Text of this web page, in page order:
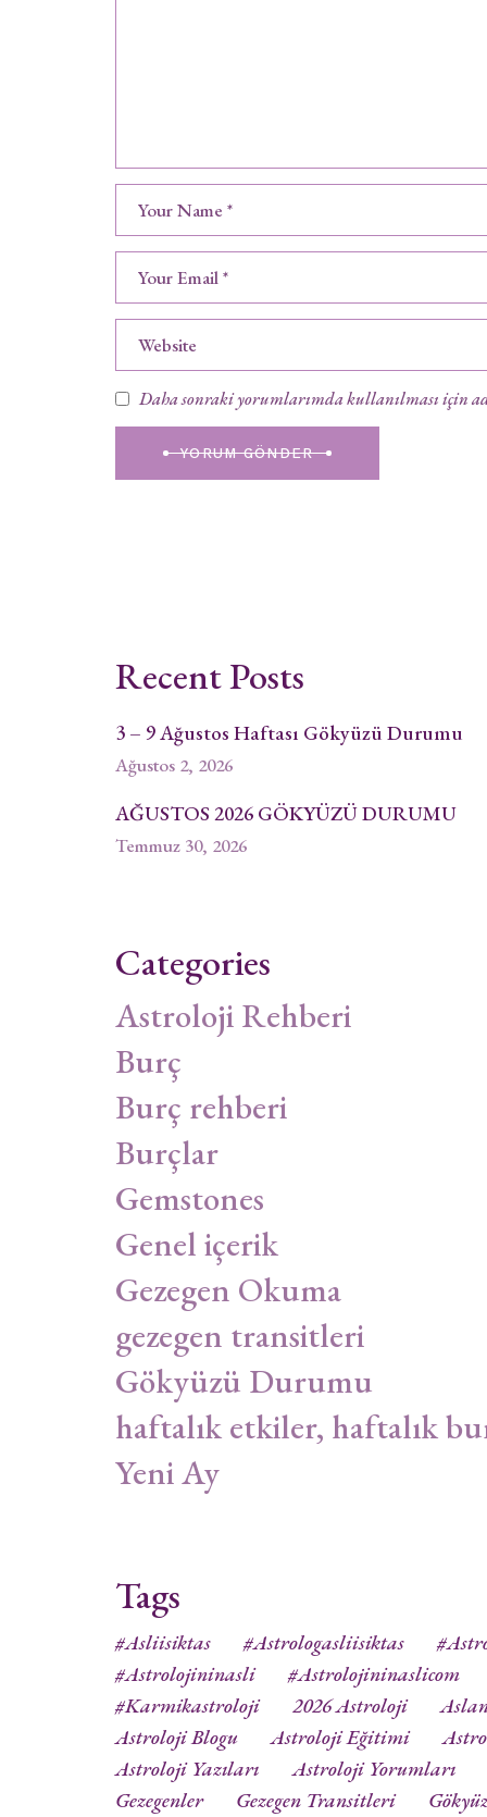
Daha sonraki yorumlarımda kullanılması için
YORUM GÖNDER
Recent Posts
3 – 9 Ağustos Haftası Gökyüzü Durumu
Ağustos 2, 2026
AĞUSTOS 2026 GÖKYÜZÜ DURUMU
Temmuz 30, 2026
Categories
Astroloji Rehberi
Burç
Burç rehberi
Burçlar
Gemstones
Genel içerik
Gezegen Okuma
gezegen transitleri
Gökyüzü Durumu
haftalık etkiler, haftalık
Yeni Ay
Tags
#asliisiktas #astrologasliisiktas
#astrolojininasli
#astrolojininaslicom
#karmikastroloji
2026 Astroloji
Astroloji Blogu
Astroloji Eğitimi
Astroloji Yazıları
Astroloji Yorumları
Gezegenler
Gezegen Transitleri